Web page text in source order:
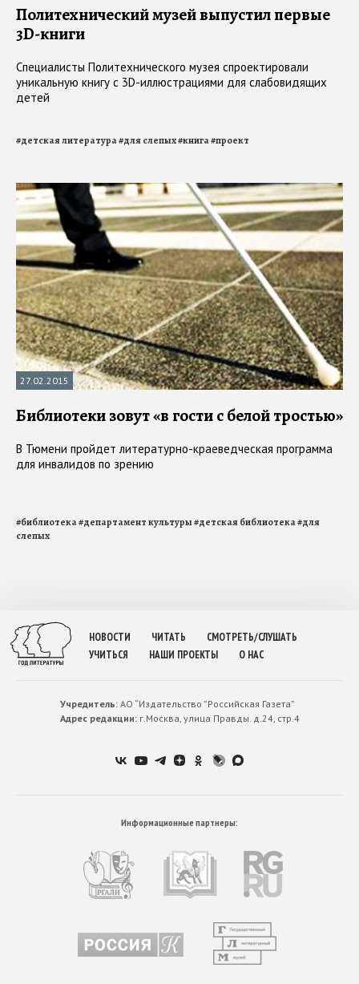
Политехнический музей выпустил первые
3D-книги
Специалисты Политехнического музея спроектировали
уникальную книгу с 3D-иллюстрациями для слабовидящих
детей
#детская литература#для слепых#книга#проект
27.02.2015
Библиотеки зовут «в гости с белой тростью»
В Тюмени пройдет литературно-краеведческая программа
для инвалидов по зрению
#библиотека#департамент культуры#детская библиотека#для
слепых
НОВОСТИ ЧИТАТЬ
СМОТРЕТЬ/СЛУШАТЬ
УЧИТЬСЯ
НАШИ ПРОЕКТЫ О НАС
Учредитель:АО “Издательство ”Российская Газета”
Адрес редакции:г.Москва, улица Правды. д.24, стр.4
Информационные партнеры: